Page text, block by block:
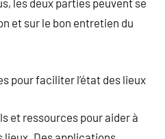
et sur le bon entretien du
pour faciliter l’état des lieux
et ressources pour aider à